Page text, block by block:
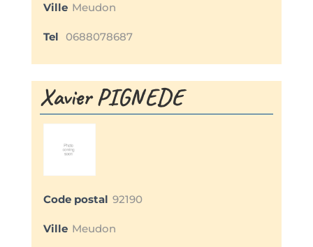
Ville Meudon
Tel 0688078687
Xavier PIGNEDE
Code postal 92190
Ville Meudon